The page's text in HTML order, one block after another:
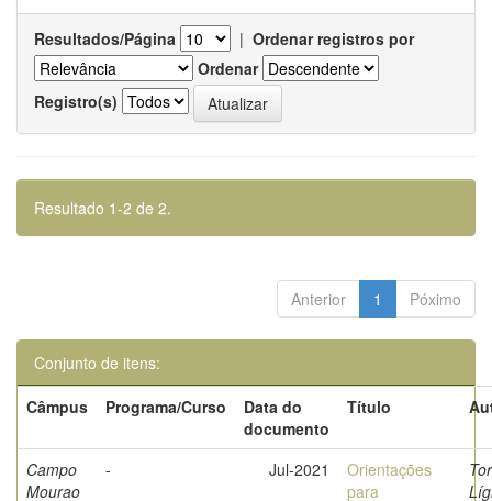
Resultados/Página | Ordenar registros por
Ordenar
Registro(s)
Resultado 1-2 de 2.
Anterior 1 Póximo
Conjunto de itens:
Câmpus
Programa/Curso
Data do
documento
Título
Campo
Mourao
- Jul-2021
Orientações
para